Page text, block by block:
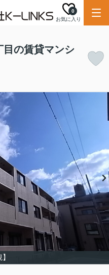
お気に入り
0
目の賃貸マンシ